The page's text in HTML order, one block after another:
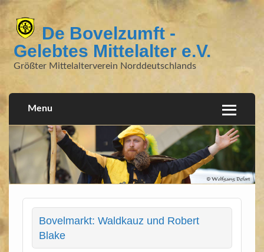
De Bovelzumft -
Gelebtes Mittelalter e.V.
Größter Mittelalterverein Norddeutschlands
Menu
Bovelmarkt: Waldkauz und Robert
Blake